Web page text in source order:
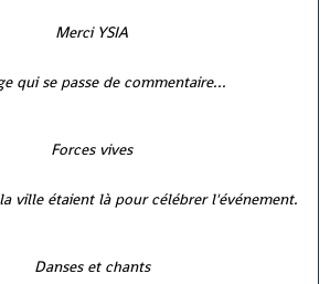
qui se passe de commentaire...
ville étaient là pour célébrer l'événement.